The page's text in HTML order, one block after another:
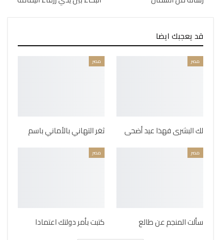
قد يعجبك ايضا
مصر
لك البشرى فهذا عيد أضحى
مصر
ثغر التهاني بالأماني باسم
مصر
سألت المنجم عن طالع
مصر
كتبت بأمر دولتك اعتمادا